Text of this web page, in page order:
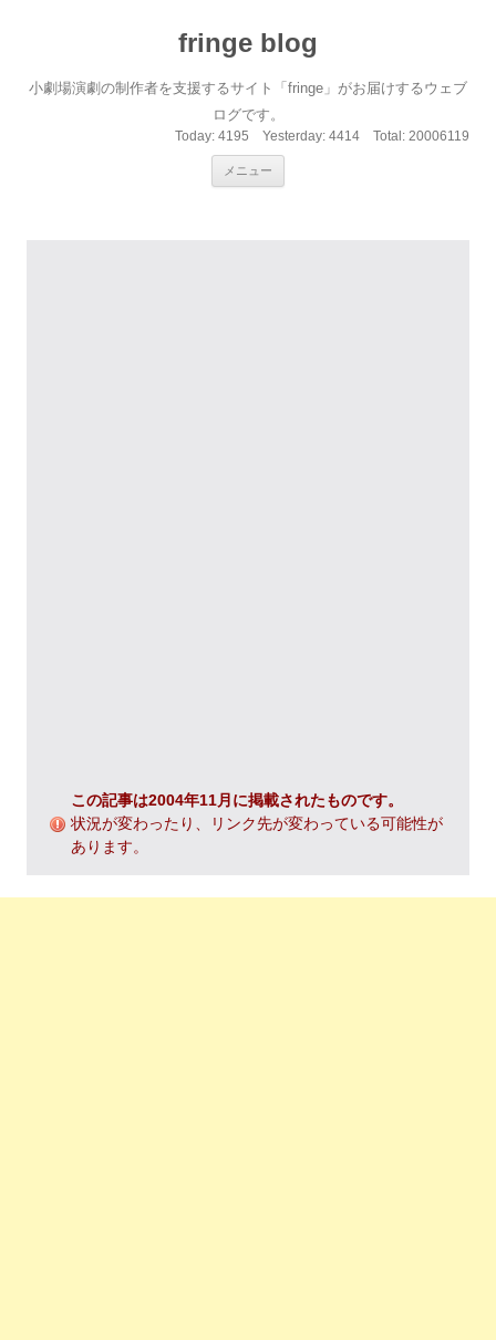
fringe blog
小劇場演劇の制作者を支援するサイト「fringe」がお届けするウェブ
ログです。
Today: 4195 Yesterday: 4414 Total: 20006119
メニュー
この記事は2004年11月に掲載されたものです。
状況が変わったり、リンク先が変わっている可能性が
あります。